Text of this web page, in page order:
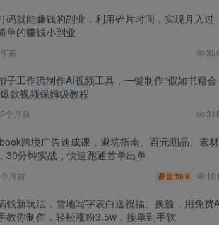
码就能赚钱的副业，利用碎片时间，实现月入过
单的赚钱小副业
前
子工作流制作AI视频工具，一键制作“假如书籍会
款视频保姆级教程
个月前
跨境广告速成课，避坑指南、百元测品、素材
30分钟实战，快速跑通首单出单
月前 盟币9.9
钱新玩法，雪地写字表白送祝福、换脸，用免费
教你制作，轻松涨粉3.5w，接单到手软